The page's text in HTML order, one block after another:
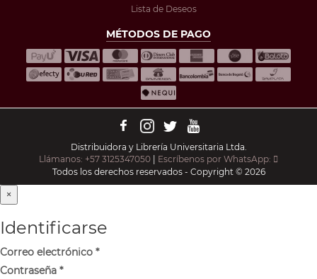
Lista de Deseos
MÉTODOS DE PAGO
Distribuidora y Librería Universitaria Ltda.
Llámanos: +57 3125347050 | Escríbenos por WhatsApp:
Todos los derechos reservados - Copyright © 2026
×
Identificarse
Correo electrónico *
Contraseña *